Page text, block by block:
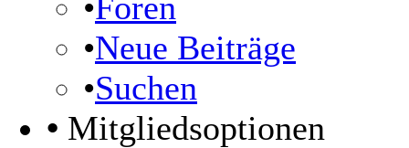
•Neue Beiträge
•Suchen
• Mitgliedsoptionen